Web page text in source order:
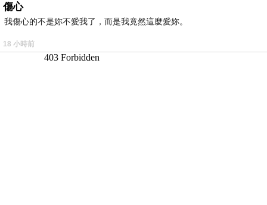
傷心
我傷心的不是妳不愛我了，而是我竟然這麼愛妳。
18 小時前